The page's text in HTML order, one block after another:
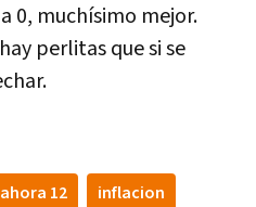
0, muchísimo mejor.
perlitas que si se
ahora 12 inflacion